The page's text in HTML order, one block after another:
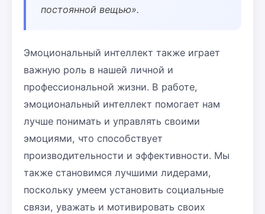
постоянной вещью».
Эмоциональный интеллект также играет
важную роль в нашей личной и
профессиональной жизни. В работе,
эмоциональный интеллект помогает нам
лучше понимать и управлять своими
эмоциями, что способствует
производительности и эффективности. Мы
также становимся лучшими лидерами,
поскольку умеем установить социальные
связи, уважать и мотивировать своих